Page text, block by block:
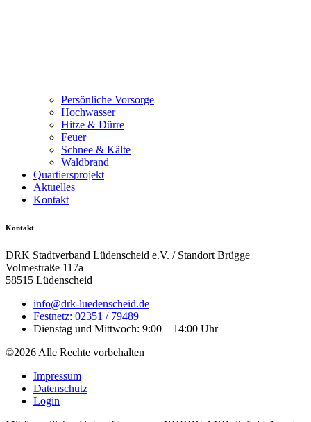
Persönliche Vorsorge
Hochwasser
Hitze & Dürre
Feuer
Schnee & Kälte
Waldbrand
Quartiersprojekt
Aktuelles
Kontakt
Kontakt
DRK Stadtverband Lüdenscheid e.V. / Standort Brügge
Volmestraße 117a
58515 Lüdenscheid
info@drk-luedenscheid.de
Festnetz: 02351 / 79489
Dienstag und Mittwoch: 9:00 – 14:00 Uhr
©2026 Alle Rechte vorbehalten
Impressum
Datenschutz
Login